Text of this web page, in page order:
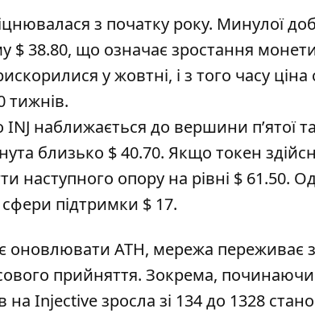
з початку року. Минулої
$ 38.80, що означає зростання
у жовтні, і з того часу
тижнів.
наближається до вершини п’ятої
близько $ 40.70. Якщо токен
наступного опору на рівні $ 61.50.
сфери підтримки $ 17.
оновлювати ATH, мережа переживає
прийняття. Зокрема,
Injective зросла зі 134 до 1328